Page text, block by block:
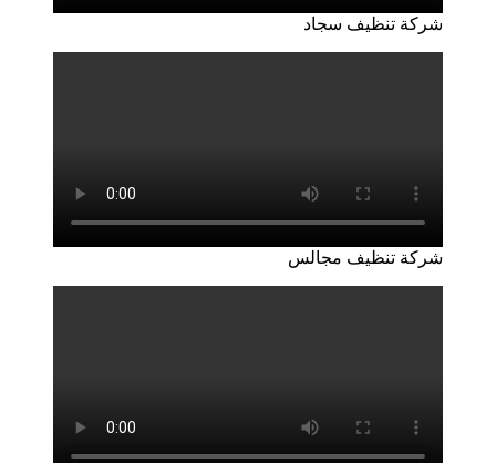
شركة تنظيف سجاد
شركة تنظيف مجالس